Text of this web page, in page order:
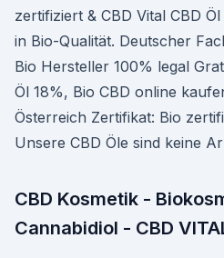
zertifiziert & CBD Vital CBD
in Bio-Qualität. Deutscher
Bio Hersteller 100% legal
Öl 18%, Bio CBD online
Österreich Zertifikat: Bio
Unsere CBD Öle sind keine
CBD Kosmetik -
Cannabidiol - CBD